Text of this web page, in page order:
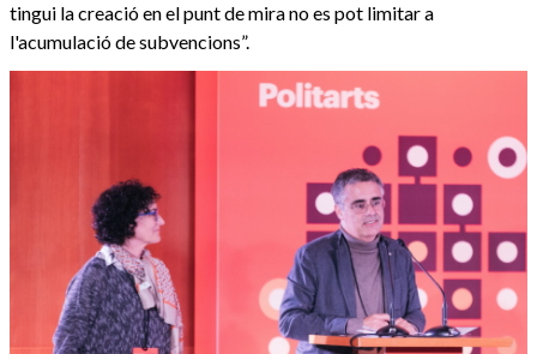
tingui la creació en el punt de mira no es pot limitar a
l'acumulació de subvencions”.